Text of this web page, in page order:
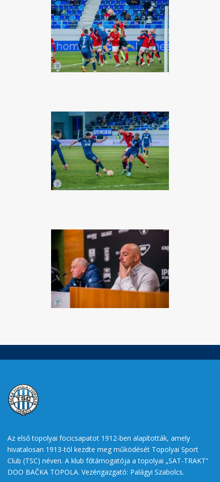
Az első topolyai focicsapatot 1912-ben alapították, amely
hivatalosan 1913-tól kezdte meg működését Topolyai Sport
Club (TSC) néven. A klub főtámogatója a topolyai „SAT-TRAKT”
DOO BAČKA TOPOLA. Vezérigazgató: Palágyi Szabolcs.